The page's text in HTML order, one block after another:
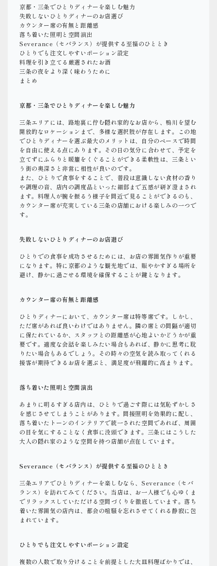
京都・三条でひとりディナーを楽しむ魅力
失敗しないひとりディナーのお店選び
カウンター席の有無と距離感
落ち着いた照明と空間演出
Severance（セバランス）が提供する至福のひととき
ひとりでも注文しやすいポーション設定
料理を引き立てる厳選されたお酒
三条の夜をより深く味わうために
まとめ
京都・三条でひとりディナーを楽しむ魅力
三条エリアには、路地裏に佇む隠れ家的なお店から、鴨川を望む
開放的なロケーションまで、多様な選択肢が存在します。この地
でひとりディナーを選ぶ最大のメリットは、自分のペースで時間
を自由に使える点にあります。その日の気分に合わせて、予定を
立てずにふらりと暖簾をくぐることができる柔軟性は、三条とい
う街の奥深さと非常に相性が良いのです。
また、ひとりで食事をすることで、普段は意識しない食材の香り
や調理の音、店内の調度品といった細部まで五感が研ぎ澄まされ
ます。料理人が腕を振るう様子を間近で見ることができるのも、
カウンター席が充実している三条の店舗における楽しみの一つで
す。
失敗しないひとりディナーのお店選び
ひとりでの食事を成功させるためには、お店の雰囲気作りが重要
になります。特に京都のような観光地では、賑やかすぎる場所を
避け、静かに過ごせる環境を確保することが鍵となります。
カウンター席の有無と距離感
ひとりディナーにおいて、カウンター席は特等席です。しかし、
ただ席があれば良いわけではありません。隣の席との間隔が適切
に保たれているか、スタッフとの距離感が心地よいかどうかが重
要です。適度な会話を楽しみたい場合もあれば、静かに思考に耽
りたい場合もあるでしょう。その時々の空気を読み取ってくれる
接客が期待できるお店を選ぶと、満足度が飛躍的に高まります。
落ち着いた照明と空間演出
あまりに明るすぎる店内は、ひとりで過ごす際には気恥ずかしさ
を感じさせてしまうことがあります。間接照明を効果的に配し、
落ち着いたトーンのインテリアで統一された空間であれば、周囲
の目を気にすることなく食事に没頭できます。三条にはこうした
大人の隠れ家のような空間を持つ店舗が点在しています。
Severance（セバランス）が提供する至福のひととき
三条エリアでひとりディナーを楽しむなら、Severance（セバ
ランス）を訪れてみてください。当店は、お一人様でも心ゆくま
でリラックスしていただける空間づくりを徹底しています。落ち
着いた雰囲気の店内は、都会の喧騒を忘れさせてくれる静寂に包
まれています。
ひとりでも注文しやすいポーション設定
複数の人数で取り分けることを前提とした大皿料理ばかりでは、